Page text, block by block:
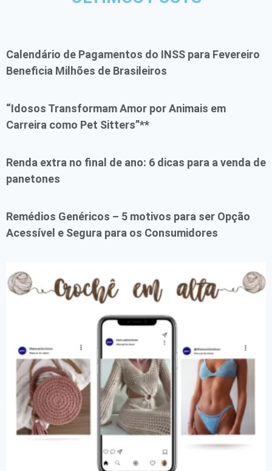
Calendário de Pagamentos do INSS para Fevereiro
Beneficia Milhões de Brasileiros
“Idosos Transformam Amor por Animais em
Carreira como Pet Sitters”**
Renda extra no final de ano: 6 dicas para a venda de
panetones
Remédios Genéricos – 5 motivos para ser Opção
Acessível e Segura para os Consumidores